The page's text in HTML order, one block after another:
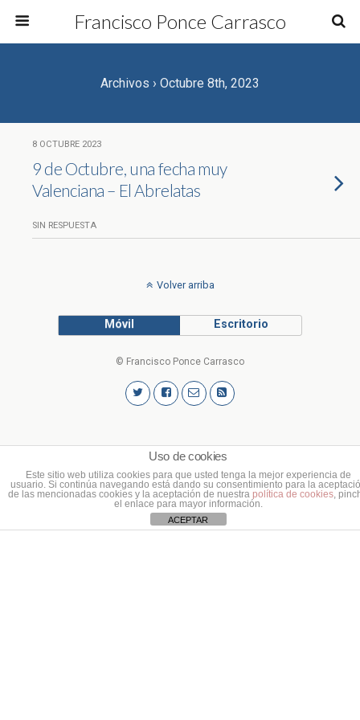
Francisco Ponce Carrasco
Archivos › Octubre 8th, 2023
8 OCTUBRE 2023
9 de Octubre, una fecha muy
Valenciana – El Abrelatas
SIN RESPUESTA
Volver arriba
Móvil Escritorio
© Francisco Ponce Carrasco
Uso de cookies
Este sitio web utiliza cookies para que usted tenga la mejor experiencia de
usuario. Si continúa navegando está dando su consentimiento para la
de las mencionadas cookies y la aceptación de nuestra política de cookies,
el enlace para mayor información.
ACEPTAR